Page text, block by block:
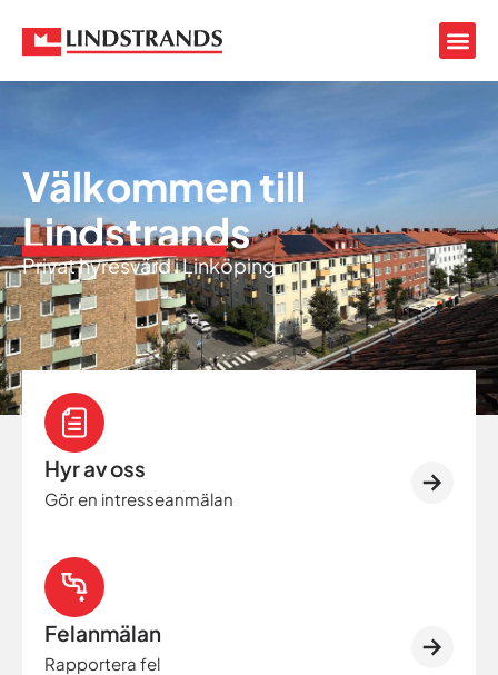
Välkommen till
Lindstrands
Privat hyresvärd i Linköping
Hyr av oss
Gör en intresseanmälan
Felanmälan
Rapportera fel